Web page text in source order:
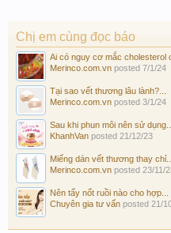
Chị em cùng đọc báo
Ai có nguy cơ mắc cholesterol
Merinco.com.vn posted 7/1/24
Tại sao vết thương lâu lành?...
Merinco.com.vn posted 3/1/24
Sau khi phun môi nên sử dụng...
KhanhVan posted 21/12/23
Miếng dán vết thương thay chỉ...
Merinco.com.vn posted 23/11/
Nên tẩy nốt ruồi nào cho hợp...
Chuyên gia tư vấn posted 21/